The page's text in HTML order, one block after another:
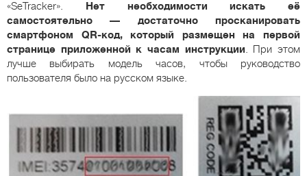
«SeTracker». Нет необходимости искать её
самостоятельно — достаточно просканировать
смартфоном QR-код, который размещен на первой
странице приложенной к часам инструкции . При этом
лучше выбирать модель часов, чтобы руководство
пользователя было на русском языке.